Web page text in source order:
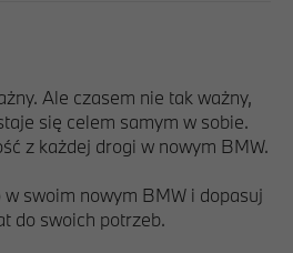
Ale czasem nie tak ważny,
się celem samym w sobie.
z każdej drogi w nowym BMW.
swoim nowym BMW i dopasuj
do swoich potrzeb.